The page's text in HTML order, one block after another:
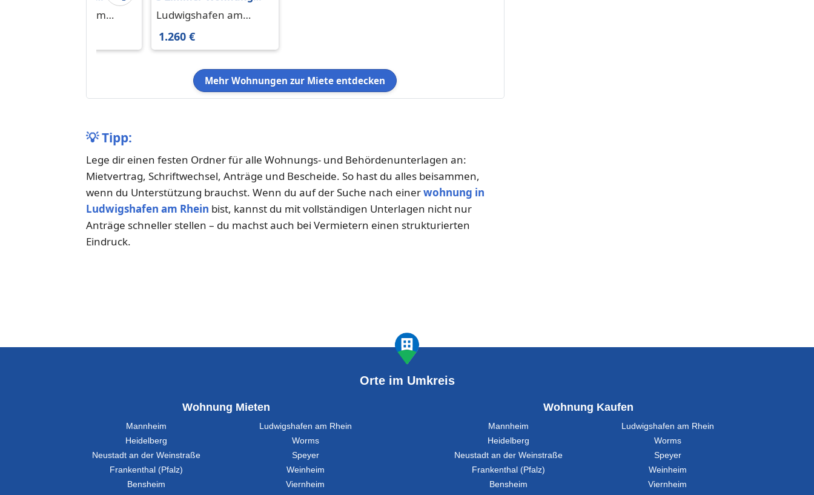
Ludwigshafen am
mit Fußbodenheizung
Grundriss
Ludwigshafen am
Rhein 67061
1.260 €
Mehr Wohnungen zur Miete entdecken
💡Tipp:
Lege dir einen festen Ordner für alle Wohnungs- und Behördenunterlagen an:
Mietvertrag, Schriftwechsel, Anträge und Bescheide. So hast du alles beisammen,
wenn du Unterstützung brauchst. Wenn du auf der Suche nach einerwohnung in
Ludwigshafen am Rhein bist, kannst du mit vollständigen Unterlagen nicht nur
Anträge schneller stellen – du machst auch bei Vermietern einen strukturierten
Eindruck.
Orte im Umkreis
Wohnung Mieten
Mannheim
Ludwigshafen am Rhein
Heidelberg
Worms
Neustadt an der Weinstraße
Speyer
Frankenthal (Pfalz)
Weinheim
Bensheim
Viernheim
Wohnung Kaufen
Mannheim
Ludwigshafen am Rhein
Heidelberg
Worms
Neustadt an der Weinstraße
Speyer
Frankenthal (Pfalz)
Weinheim
Bensheim
Viernheim